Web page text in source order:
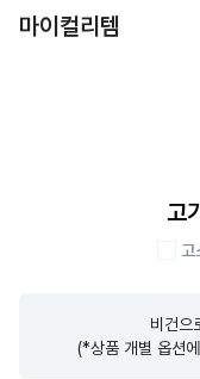
마이컬리템
고
고
비건으
(*상품 개별 옵션